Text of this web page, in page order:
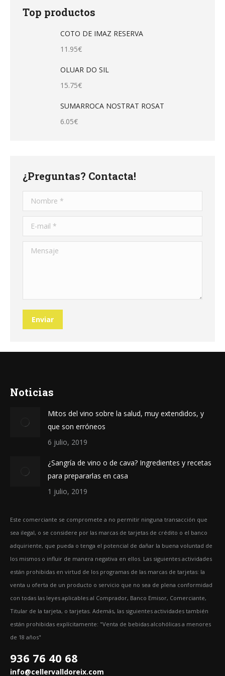
Top productos
COTO DE IMAZ RESERVA
11.95€
OLUAR DO SIL
15.75€
SUMARROCA NOSTRAT ROSAT
6.05€
¿Preguntas? Contacta!
Nombre *
E-mail *
Mensaje
Enviar
Noticias
Mitos del vino sobre la salud, muy extendidos, y
que son erróneos
6 julio, 2019
¿Sangría de vino o de cava? Ingredientes y recetas
para prepararlas en casa
1 julio, 2019
Este comerciante se compromete a no permitir ninguna transacción que
sea ilegal, o se considere por las marcas de tarjetas de crédito o el banco
adquiriente, que pueda o tenga el potencial de dañar la buena voluntad de
los mismos o influir de manera negativa en ellos. Las siguientes actividades
están prohibidas en virtud de los programas de las marcas de tarjetas: la
venta u oferta de un producto o servicio que no sea de plena conformidad
con todas las leyes aplicables al Comprador, Banco Emisor, Comerciante,
Titular de la tarjeta, o tarjetas. Además, las siguientes actividades también
están prohibidas explícitamente: "Venta de bebidas alcohólicas a menores
de 18 años"
936 76 40 68
info@cellervalldoreix.com